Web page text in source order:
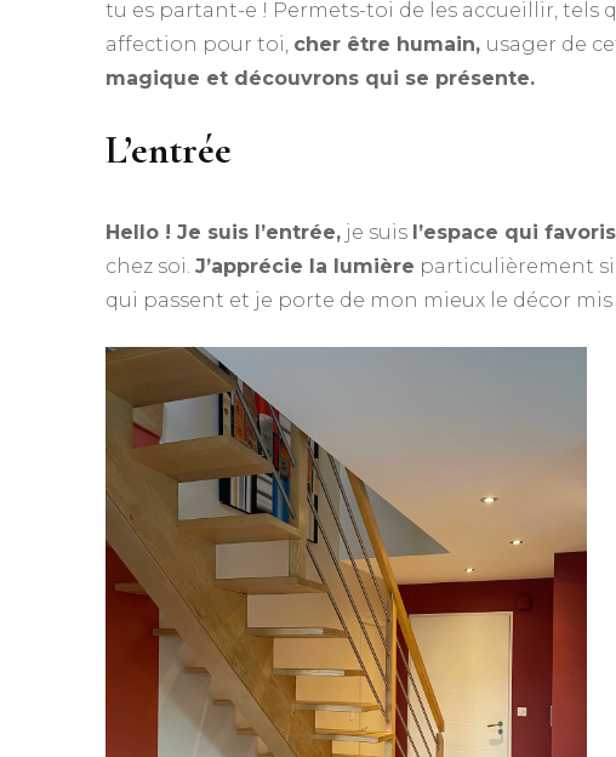
tu es partant-e ! Permets-toi de les accueillir, tels
affection pour toi, cher être humain, usager de
magique et découvrons qui se présente.
L’entrée
Hello ! Je suis l’entrée, je suis l’espace qui
chez soi. J’apprécie la lumière particulièrement si
qui passent et je porte de mon mieux le décor mis